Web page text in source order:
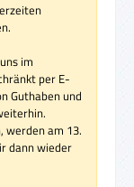
im
per E-
Guthaben und
werden am 13.
dann wieder